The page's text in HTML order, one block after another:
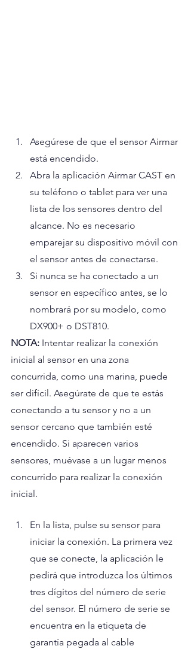
Asegúrese de que el sensor Airmar
está encendido.
Abra la aplicación Airmar CAST en
su teléfono o tablet para ver una
lista de los sensores dentro del
alcance. No es necesario
emparejar su dispositivo móvil con
el sensor antes de conectarse.
Si nunca se ha conectado a un
sensor en específico antes, se lo
nombrará por su modelo, como
DX900+ o DST810.
NOTA: Intentar realizar la conexión
inicial al sensor en una zona
concurrida, como una marina, puede
ser difícil. Asegúrate de que te estás
conectando a tu sensor y no a un
sensor cercano que también esté
encendido. Si aparecen varios
sensores, muévase a un lugar menos
concurrido para realizar la conexión
inicial.
En la lista, pulse su sensor para
iniciar la conexión. La primera vez
que se conecte, la aplicación le
pedirá que introduzca los últimos
tres dígitos del número de serie
del sensor. El número de serie se
encuentra en la etiqueta de
garantía pegada al cable